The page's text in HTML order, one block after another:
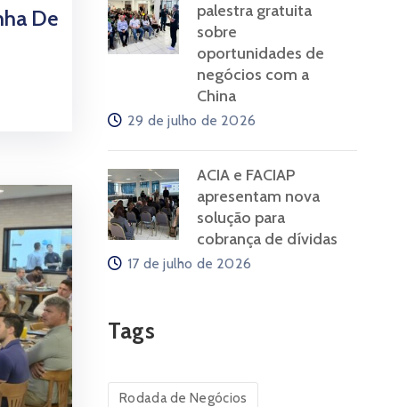
De
palestra gratuita
sobre
oportunidades de
negócios com a
China
29 de julho de 2026
ACIA e FACIAP
apresentam nova
solução para
cobrança de dívidas
17 de julho de 2026
Tags
Rodada de Negócios